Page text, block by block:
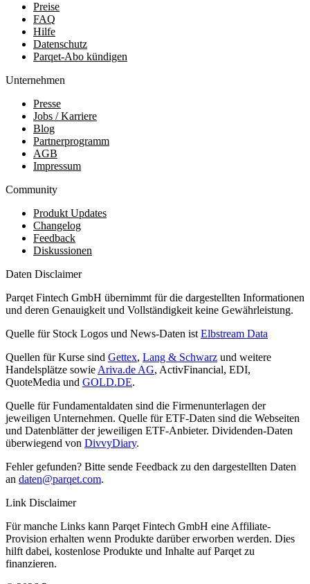
Preise
FAQ
Hilfe
Datenschutz
Parqet-Abo kündigen
Unternehmen
Presse
Jobs / Karriere
Blog
Partnerprogramm
AGB
Impressum
Community
Produkt Updates
Changelog
Feedback
Diskussionen
Daten Disclaimer
Parqet Fintech GmbH übernimmt für die dargestellten Informationen
und deren Genauigkeit und Vollständigkeit keine Gewährleistung.
Quelle für Stock Logos und News-Daten ist Elbstream Data
Quellen für Kurse sind Gettex, Lang & Schwarz und weitere
Handelsplätze sowie Ariva.de AG, ActivFinancial, EDI,
QuoteMedia und GOLD.DE.
Quelle für Fundamentaldaten sind die Firmenunterlagen der
jeweiligen Unternehmen. Quelle für ETF-Daten sind die Webseiten
und Datenblätter der jeweiligen ETF-Anbieter. Dividenden-Daten
überwiegend von DivvyDiary.
Fehler gefunden? Bitte sende Feedback zu den dargestellten Daten
an daten@parqet.com.
Link Disclaimer
Für manche Links kann Parqet Fintech GmbH eine Affiliate-
Provision erhalten wenn Produkte darüber erworben werden. Dies
hilft dabei, kostenlose Produkte und Inhalte auf Parqet zu
finanzieren.